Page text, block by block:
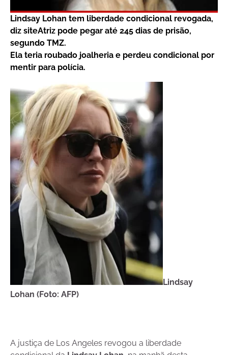
Lindsay Lohan tem liberdade condicional revogada,
diz siteAtriz pode pegar até 245 dias de prisão,
segundo TMZ.
Ela teria roubado joalheria e perdeu condicional por
mentir para polícia.
Lindsay
Lohan (Foto: AFP)
A justiça de Los Angeles revogou a liberdade